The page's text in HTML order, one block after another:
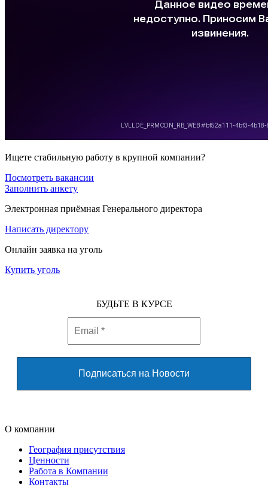
Ищете стабильную работу в крупной компании?
Посмотреть вакансии
Заполнить анкету
Электронная приёмная Генерального директора
Написать директору
Онлайн заявка на уголь
Купить уголь
БУДЬТЕ В КУРСЕ
О компании
География присутствия
Ценности
Работа в Компании
Контакты